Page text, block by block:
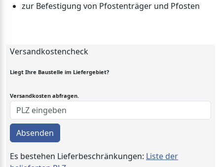
zur Befestigung von Pfostenträger und Pfosten
Versandkostencheck
Liegt Ihre Baustelle im Liefergebiet?
Versandkosten abfragen.
Absenden
Es bestehen Lieferbeschränkungen: Liste der